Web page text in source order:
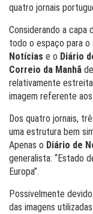
quatro jornais
Considerando a capa
todo o espaço para
Notícias e o Diário
Correio da Manhã
relativamente
imagem referente
Dos quatro jornais,
uma estrutura bem
Apenas o Diário de
generalista: “Estado
Europa”.
Possivelmente
das imagens